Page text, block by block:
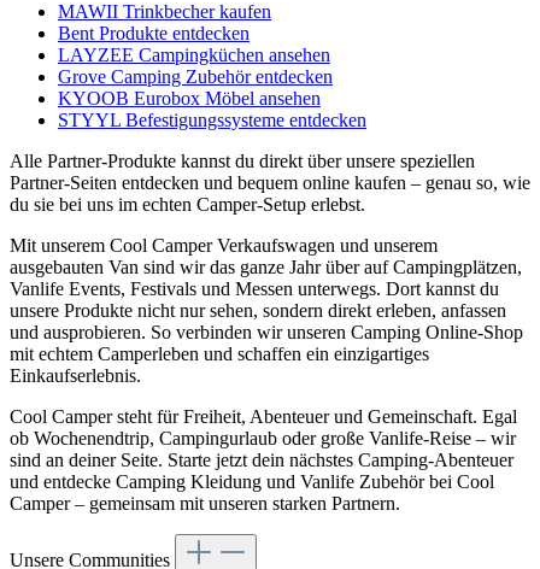
MAWII Trinkbecher kaufen
Bent Produkte entdecken
LAYZEE Campingküchen ansehen
Grove Camping Zubehör entdecken
KYOOB Eurobox Möbel ansehen
STYYL Befestigungssysteme entdecken
Alle Partner-Produkte kannst du direkt über unsere speziellen
Partner-Seiten entdecken und bequem online kaufen – genau so, wie
du sie bei uns im echten Camper-Setup erlebst.
Mit unserem Cool Camper Verkaufswagen und unserem
ausgebauten Van sind wir das ganze Jahr über auf Campingplätzen,
Vanlife Events, Festivals und Messen unterwegs. Dort kannst du
unsere Produkte nicht nur sehen, sondern direkt erleben, anfassen
und ausprobieren. So verbinden wir unseren Camping Online-Shop
mit echtem Camperleben und schaffen ein einzigartiges
Einkaufserlebnis.
Cool Camper steht für Freiheit, Abenteuer und Gemeinschaft. Egal
ob Wochenendtrip, Campingurlaub oder große Vanlife-Reise – wir
sind an deiner Seite. Starte jetzt dein nächstes Camping-Abenteuer
und entdecke Camping Kleidung und Vanlife Zubehör bei Cool
Camper – gemeinsam mit unseren starken Partnern.
Unsere Communities